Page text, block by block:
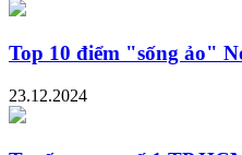
Top 10 điểm "sống ảo"
23.12.2024